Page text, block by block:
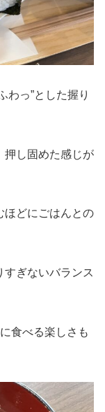
わっ”とした握り
押し固めた感じが
ほどにごはんとの
すぎないバランス
食べる楽しさも